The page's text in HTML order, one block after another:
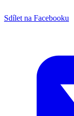
Sdílet na Facebooku